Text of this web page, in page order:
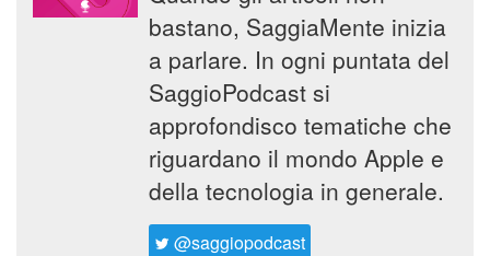
bastano, SaggiaMente inizia
a parlare. In ogni puntata del
SaggioPodcast si
approfondisco tematiche che
riguardano il mondo Apple e
della tecnologia in generale.
@saggiopodcast